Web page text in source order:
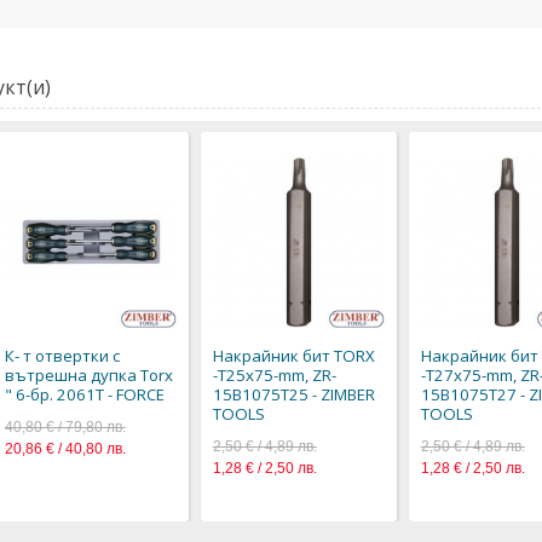
К- т отвертки с
вътрешна дупка Torx
" 6-бр. 2061Т - FORCE
40,80 € / 79,80 лв.
20,86 € / 40,80 лв.
Накрайник бит TORX
-Т25х75-mm, ZR-
15B1075T25 - ZIMBER
TOOLS
2,50 € / 4,89 лв.
1,28 € / 2,50 лв.
Накрайник бит
-Т27х75-mm,
15B1075T27 -
TOOLS
2,50 € / 4,89 лв.
1,28 € / 2,50 лв.